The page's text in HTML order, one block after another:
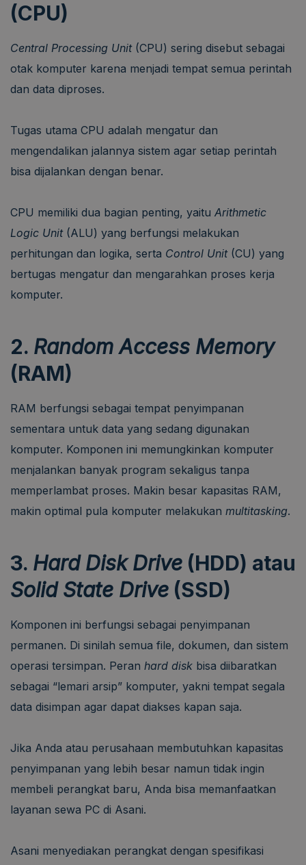
(CPU)
Central Processing Unit(CPU) sering disebut sebagai
otak komputer karena menjadi tempat semua perintah
dan data diproses.
Tugas utama CPU adalah mengatur dan
mengendalikan jalannya sistem agar setiap perintah
bisa dijalankan dengan benar.
CPU memiliki dua bagian penting, yaitu Arithmetic
Logic Unit(ALU) yang berfungsi melakukan
perhitungan dan logika, serta Control Unit(CU) yang
bertugas mengatur dan mengarahkan proses kerja
komputer.
2. Random Access Memory
(RAM)
RAM berfungsi sebagai tempat penyimpanan
sementara untuk data yang sedang digunakan
komputer. Komponen ini memungkinkan komputer
menjalankan banyak program sekaligus tanpa
memperlambat proses. Makin besar kapasitas RAM,
makin optimal pula komputer melakukan multitasking.
3. Hard Disk Drive (HDD) atau
Solid State Drive (SSD)
Komponen ini berfungsi sebagai penyimpanan
permanen. Di sinilah semua file, dokumen, dan sistem
operasi tersimpan. Peran hard disk bisa diibaratkan
sebagai “lemari arsip” komputer, yakni tempat segala
data disimpan agar dapat diakses kapan saja.
Jika Anda atau perusahaan membutuhkan kapasitas
penyimpanan yang lebih besar namun tidak ingin
membeli perangkat baru, Anda bisa memanfaatkan
layanan sewa PC di Asani.
Asani menyediakan perangkat dengan spesifikasi